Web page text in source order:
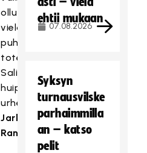
ollut
vielä
puhetta,
toteaa
Salibandyliiton
huippu-
urheilujohtaja
Jarkko
Rantala.
ehtii mukaan
07.08.2026
Syksyn
turnausvilske
parhaimmilla
an – katso
pelit